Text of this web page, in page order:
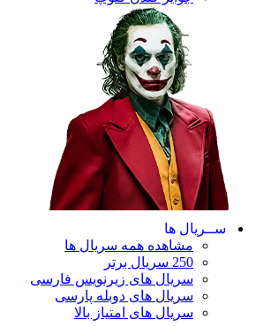
ها
مشاهده همه سریال ها
سریال های زیرنویس فارسی
سریال های دوبله پارسی
سریال های امتیاز بالا